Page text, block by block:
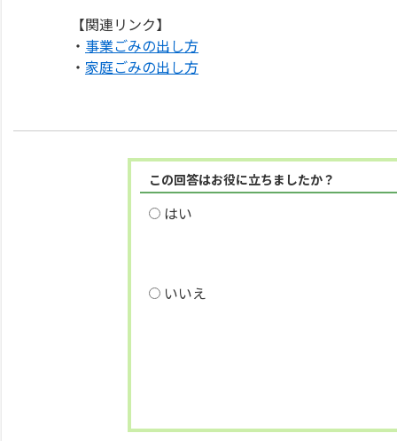
【関連リンク】
・ 事業ごみの出し方
・ 家庭ごみの出し方
この回答はお役に立ちましたか？
はい
いいえ